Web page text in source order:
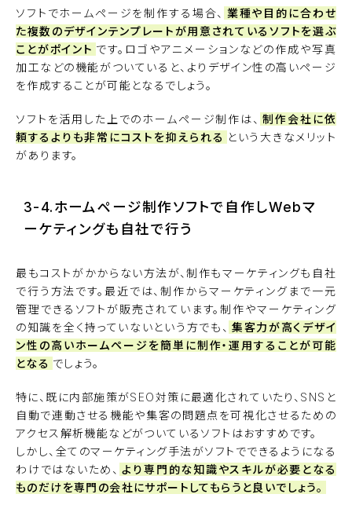
ソフトでホームページを制作する場合、 業種や目的に合わせ
た複数のデザインテンプレートが用意されているソフトを選ぶ
ことがポイント です。ロゴやアニメーションなどの作成や写真
加工などの機能がついていると、よりデザイン性の高いページ
を作成することが可能となるでしょう。
ソフトを活用した上でのホームページ制作は、 制作会社に依
頼するよりも非常にコストを抑えられる という大きなメリット
があります。
3-4.ホームページ制作ソフトで自作しWebマ
ーケティングも自社で行う
最もコストがかからない方法が、制作もマーケティングも自社
で行う方法です。最近では、制作からマーケティングまで一元
管理できるソフトが販売されています。制作やマーケティング
の知識を全く持っていないという方でも、 集客力が高くデザイ
ン性の高いホームページを簡単に制作・運用することが可能
となる でしょう。
特に、既に内部施策がSEO対策に最適化されていたり、SNSと
自動で連動させる機能や集客の問題点を可視化させるための
アクセス解析機能などがついているソフトはおすすめです。
しかし、全てのマーケティング手法がソフトでできるようになる
わけではないため、 より専門的な知識やスキルが必要となる
ものだけを専門の会社にサポートしてもらうと良いでしょう。